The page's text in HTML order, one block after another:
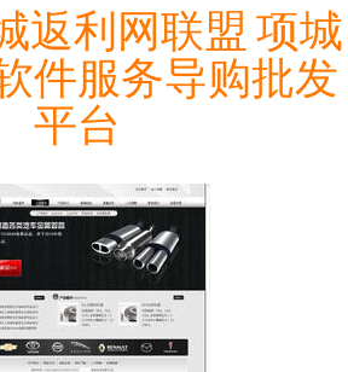
返利网联盟 项城
件服务导购批发
平台